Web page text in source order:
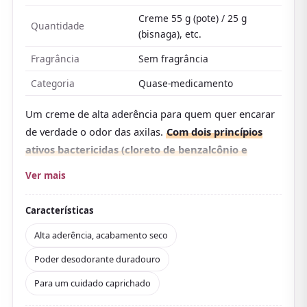
Quantidade
Creme 55 g (pote) / 25 g
(bisnaga), etc.
Fragrância
Sem fragrância
Categoria
Quase-medicamento
Um creme de alta aderência para quem quer encarar
de verdade o odor das axilas. Com dois princípios
ativos bactericidas (cloreto de benzalcônio e
odor para cuidar tanto do odor corporal quanto do
do suor a longo prazo.
A fórmula de alta aderência e longa duração resiste a
suor e atrito, e por ser sem fragrância combina fácil
com perfume. O que mais se destaca nas avaliações é
o elogio ao poder desodorante:
Ver mais
Características
Alta aderência, acabamento seco
Poder desodorante duradouro
Para um cuidado caprichado